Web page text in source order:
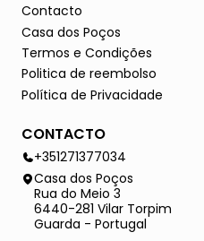
Contacto
Casa dos Poços
Termos e Condições
Politica de reembolso
Política de Privacidade
CONTACTO
+351271377034
Casa dos Poços
Rua do Meio 3
6440-281 Vilar Torpim
Guarda - Portugal